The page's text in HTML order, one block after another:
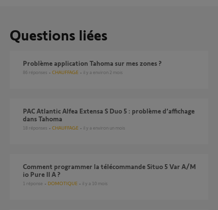
Questions liées
Problème application Tahoma sur mes zones ?
86 réponses CHAUFFAGE il y a environ 2 mois
PAC Atlantic Alfea Extensa S Duo 5 : problème d’affichage
dans Tahoma
18 réponses CHAUFFAGE il y a environ un mois
Comment programmer la télécommande Situo 5 Var A/M
io Pure II A ?
1 réponse DOMOTIQUE il y a 10 mois